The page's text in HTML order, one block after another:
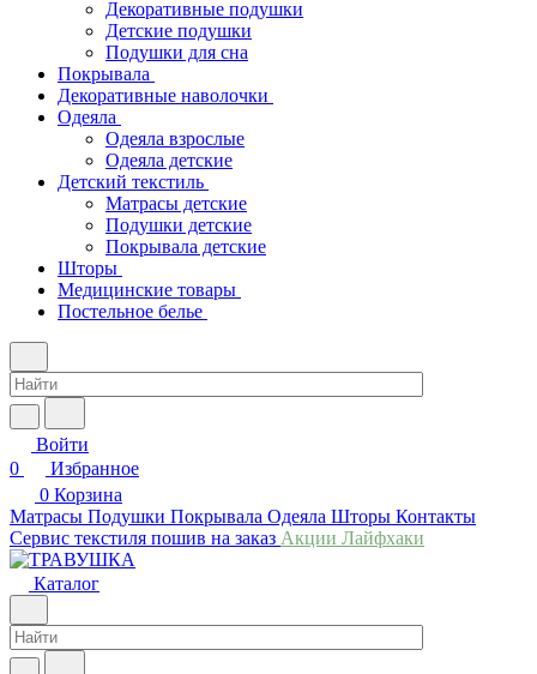
Декоративные подушки
Детские подушки
Подушки для сна
Покрывала
Декоративные наволочки
Одеяла
Одеяла взрослые
Одеяла детские
Детский текстиль
Матрасы детские
Подушки детские
Покрывала детские
Шторы
Медицинские товары
Постельное белье
Войти
0
Избранное
0 Корзина
Матрасы Подушки Покрывала Одеяла Шторы Контакты
Сервис текстиля пошив на заказ Акции Лайфхаки
Каталог